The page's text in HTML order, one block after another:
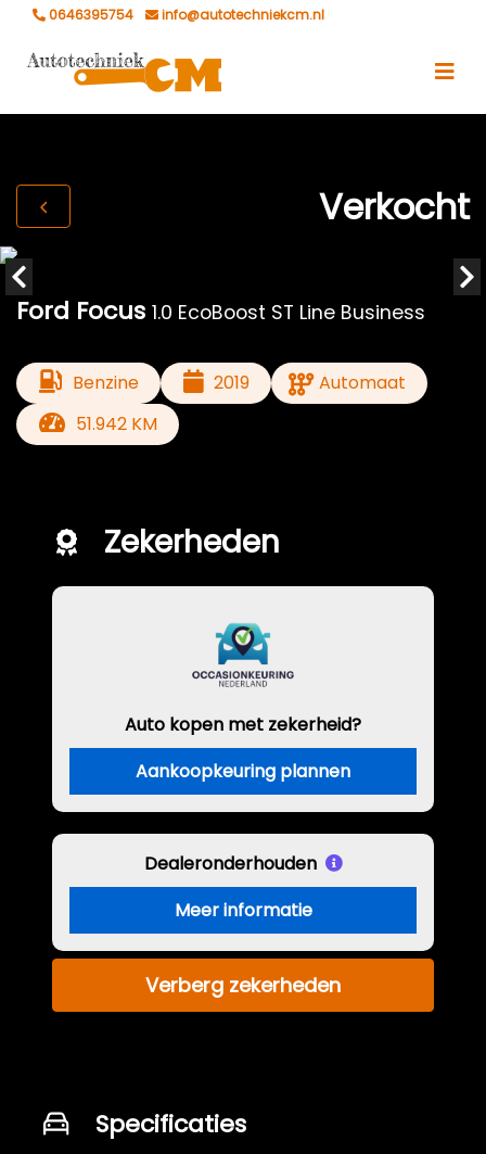
0646395754 info@autotechniekcm.nl
Verkocht
Ford Focus 1.0 EcoBoost ST Line Business
Benzine 2019
Automaat
51.942 KM
Zekerheden
Auto kopen met zekerheid?
Aankoopkeuring plannen
Dealeronderhouden
Meer informatie
Verberg zekerheden
Specificaties